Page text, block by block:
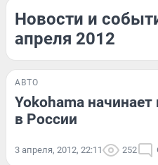
Новости и
апреля 2012
АВТО
Yokohama
в России
3 апреля, 2012, 22:11 252